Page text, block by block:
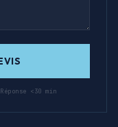
<30 min